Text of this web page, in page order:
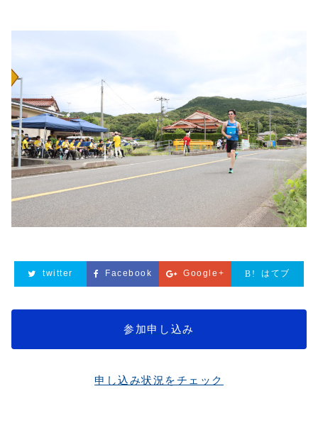
twitter Facebook Google+ はてブ
参加申し込み
申し込み状況をチェック